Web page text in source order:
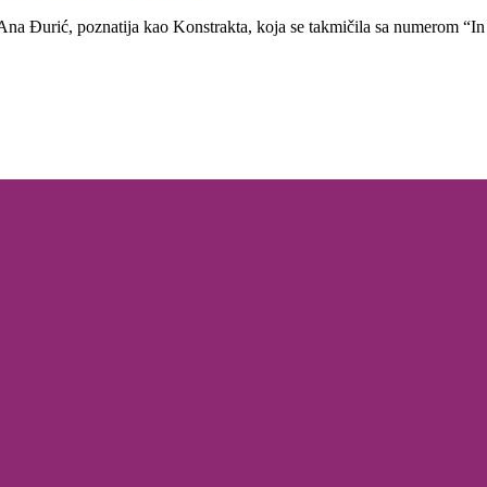
Đurić, poznatija kao Konstrakta, koja se takmičila sa numerom